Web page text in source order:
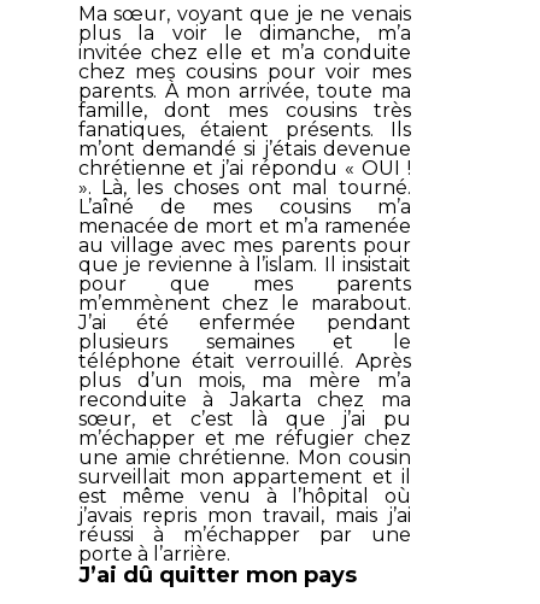
Ma sœur, voyant que je ne venais
plus la voir le dimanche, m’a
invitée chez elle et m’a conduite
chez mes cousins pour voir mes
parents. À mon arrivée, toute ma
famille, dont mes cousins très
fanatiques, étaient présents. Ils
m’ont demandé si j’étais devenue
chrétienne et j’ai répondu « OUI !
». Là, les choses ont mal tourné.
L’aîné de mes cousins m’a
menacée de mort et m’a ramenée
au village avec mes parents pour
que je revienne à l’islam. Il insistait
pour que mes parents
m’emmènent chez le marabout.
J’ai été enfermée pendant
plusieurs semaines et le
téléphone était verrouillé. Après
plus d’un mois, ma mère m’a
reconduite à Jakarta chez ma
sœur, et c’est là que j’ai pu
m’échapper et me réfugier chez
une amie chrétienne. Mon cousin
surveillait mon appartement et il
est même venu à l’hôpital où
j’avais repris mon travail, mais j’ai
réussi à m’échapper par une
porte à l’arrière.
J’ai dû quitter mon pays